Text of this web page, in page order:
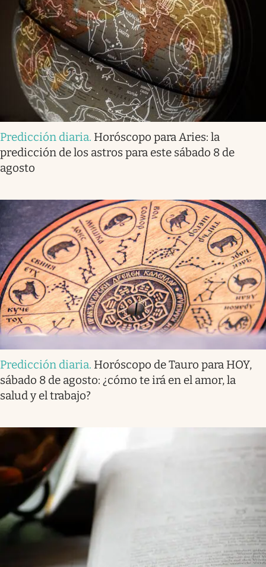
Predicción diaria. Horóscopo para Aries: la
predicción de los astros para este sábado 8 de
agosto
Predicción diaria. Horóscopo de Tauro para HOY,
sábado 8 de agosto: ¿cómo te irá en el amor, la
salud y el trabajo?